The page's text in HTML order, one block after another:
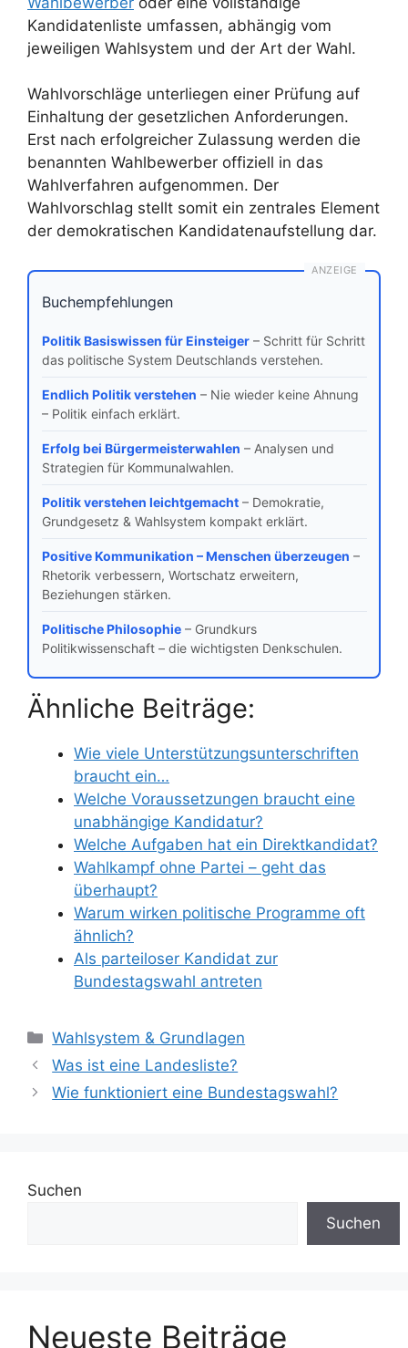
Kandidatenliste umfassen, abhängig vom
jeweiligen Wahlsystem und der Art der Wahl.
Wahlvorschläge unterliegen einer Prüfung auf
Einhaltung der gesetzlichen Anforderungen.
Erst nach erfolgreicher Zulassung werden die
benannten Wahlbewerber offiziell in das
Wahlverfahren aufgenommen. Der
Wahlvorschlag stellt somit ein zentrales Element
der demokratischen Kandidatenaufstellung dar.
ANZEIGE
Buchempfehlungen
Politik Basiswissen für Einsteiger– Schritt für Schritt
das politische System Deutschlands verstehen.
Endlich Politik verstehen – Nie wieder keine Ahnung
– Politik einfach erklärt.
Erfolg bei Bürgermeisterwahlen – Analysen und
Strategien für Kommunalwahlen.
Politik verstehen leichtgemacht– Demokratie,
Grundgesetz & Wahlsystem kompakt erklärt.
Positive Kommunikation – Menschen überzeugen –
Rhetorik verbessern, Wortschatz erweitern,
Beziehungen stärken.
Politische Philosophie– Grundkurs
Politikwissenschaft – die wichtigsten Denkschulen.
Ähnliche Beiträge:
Wie viele Unterstützungsunterschriften
braucht ein…
Welche Voraussetzungen braucht eine
unabhängige Kandidatur?
Welche Aufgaben hat ein Direktkandidat?
Wahlkampf ohne Partei – geht das
überhaupt?
Warum wirken politische Programme oft
ähnlich?
Als parteiloser Kandidat zur
Bundestagswahl antreten
Kategorien
Wahlsystem & Grundlagen
Was ist eine Landesliste?
Wie funktioniert eine Bundestagswahl?
Suchen
Suchen
Neueste Beiträge